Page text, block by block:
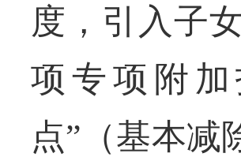
度，引入子
项专项附
点”（基本减